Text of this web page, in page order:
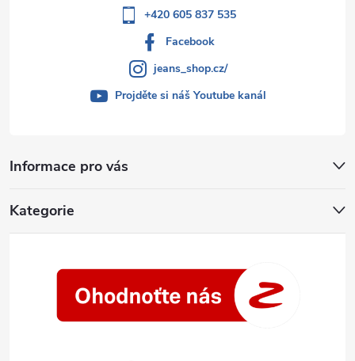
Informace pro vás
Kategorie
+420 605 837 535
Facebook
jeans_shop.cz/
Projděte si náš Youtube kanál